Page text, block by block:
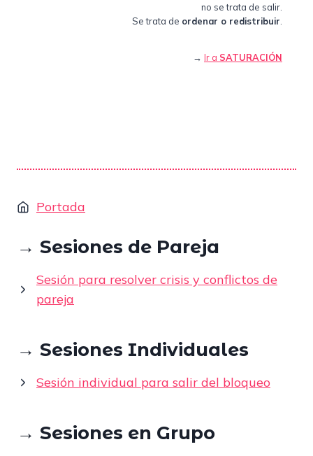
no se trata de salir.
Se trata de ordenar o redistribuir
→ Ir a SATURACIÓN
Portada
→ Sesiones de Pareja
Sesión para resolver crisis y conflictos de
pareja
→ Sesiones Individuales
Sesión individual para salir del bloqueo
→ Sesiones en Grupo